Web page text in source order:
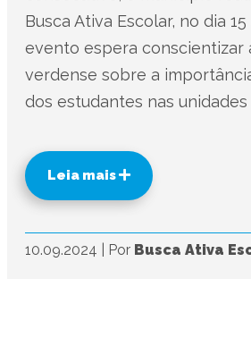
Busca Ativa Escolar, no dia
evento espera conscientizar
verdense sobre a
dos estudantes nas unidades
Leia mais
10.09.2024 Por Busca Ativa